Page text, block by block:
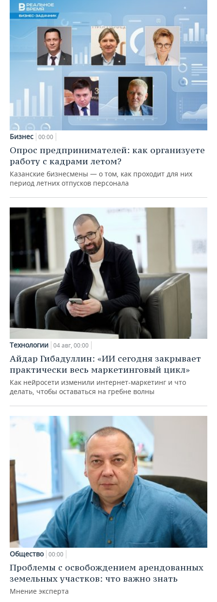
Бизнес 00:00
Опрос предпринимателей: как организуете
работу с кадрами летом?
Казанские бизнесмены — о том, как проходит для них
период летних отпусков персонала
Технологии 04 авг, 00:00
Айдар Гибадуллин: «ИИ сегодня закрывает
практически весь маркетинговый цикл»
Как нейросети изменили интернет-маркетинг и что
делать, чтобы оставаться на гребне волны
Общество 00:00
Проблемы с освобождением арендованных
земельных участков: что важно знать
Мнение эксперта